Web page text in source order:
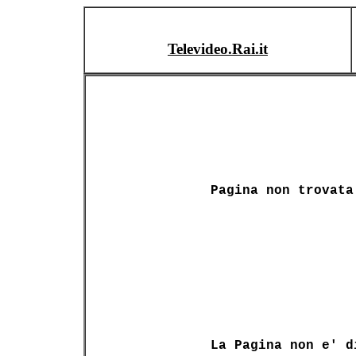
Televideo.Rai.it
Pagina non trovata
La Pagina non e'